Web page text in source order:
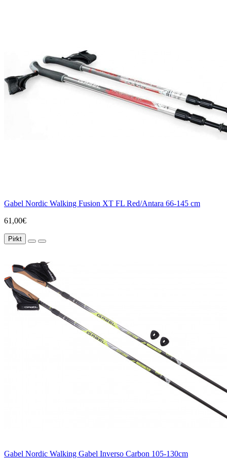
Gabel Nordic Walking Fusion XT FL Red/Antara 66-145 cm
61,00€
Pirkt
Gabel Nordic Walking Gabel Inverso Carbon 105-130cm